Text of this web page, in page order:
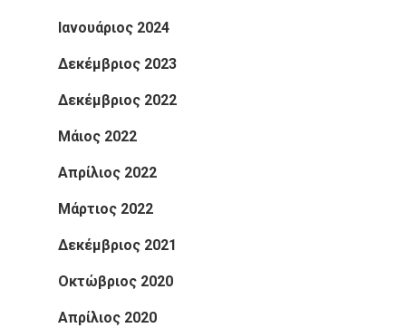
Ιανουάριος 2024
Δεκέμβριος 2023
Δεκέμβριος 2022
Μάιος 2022
Απρίλιος 2022
Μάρτιος 2022
Δεκέμβριος 2021
Οκτώβριος 2020
Απρίλιος 2020